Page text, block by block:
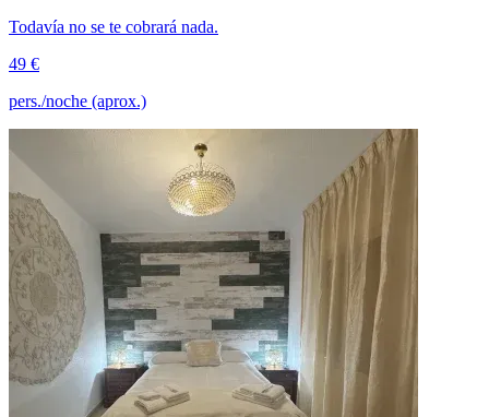
Todavía no se te cobrará nada.
49 €
pers./noche (aprox.)